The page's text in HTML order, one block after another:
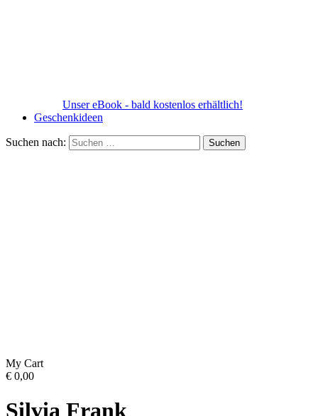
Unser eBook - bald kostenlos erhältlich!
Geschenkideen
Suchen nach:
My Cart
€ 0,00
Silvia Frank